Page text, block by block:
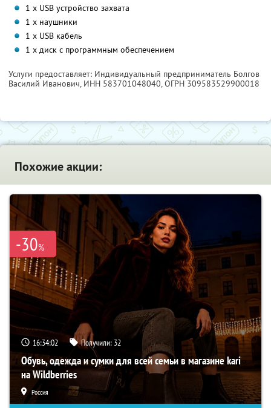
1 x USB устройство захвата
1 х наушники
1 x USB кабель
1 x диск с программным обеспечением
Услуги предоставляет: Индивидуальный предприниматель Болгов
Василий Иванович, ИНН 583701048040, ОГРН 309583529900018
Похожие акции:
-30%
16:34:01 Получили: 32
Обувь, одежда и сумки для всей семьи в магазине kari
на Wildberries
Россия